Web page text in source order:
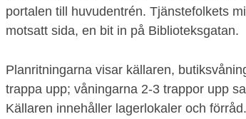
portalen till huvudentrén. Tjänstefolkets
motsatt sida, en bit in på Biblioteksgatan.
Planritningarna visar källaren,
trappa upp; våningarna 2-3 trappor upp
Källaren innehåller lagerlokaler och